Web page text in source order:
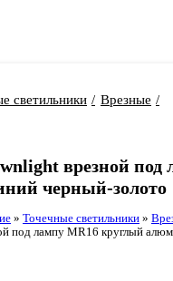
светильники Врезные
врезной под
черный-золото
» Точечные светильники »
под лампу MR16 круглый